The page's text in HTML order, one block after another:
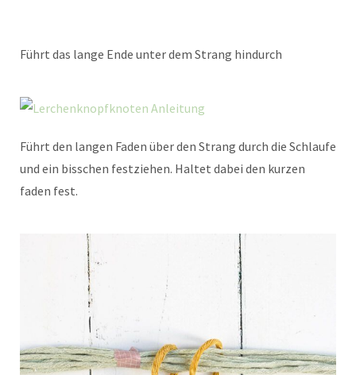
Führt das lange Ende unter dem Strang hindurch
Führt den langen Faden über den Strang durch die Schlaufe
und ein bisschen festziehen. Haltet dabei den kurzen
faden fest.